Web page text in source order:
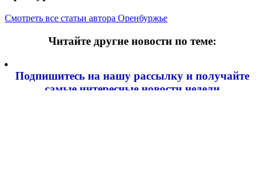
Смотреть все статьи автора Оренбуржье
Читайте другие новости по теме:
Подпишитесь на нашу рассылку и получайте
самые интересные новости недели